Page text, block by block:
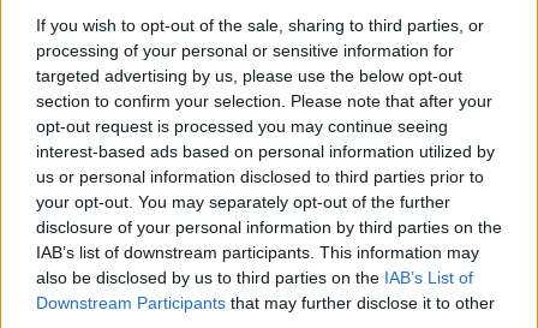
If you wish to opt-out of the sale, sharing to third parties, or
processing of your personal or sensitive information for
targeted advertising by us, please use the below opt-out
section to confirm your selection. Please note that after your
opt-out request is processed you may continue seeing
interest-based ads based on personal information utilized by
us or personal information disclosed to third parties prior to
your opt-out. You may separately opt-out of the further
disclosure of your personal information by third parties on the
IAB’s list of downstream participants. This information may
also be disclosed by us to third parties on the IAB’s List of
Downstream Participants that may further disclose it to other
κολοσσώνγια τον ρόλο τους στην υπερθέρμανση
του πλανήτη, κατηγορώντας τους ότι προκάλεσαν
ζημιές δισεκατομμυρίων δολαρίων και ότι
παραπλάνησαν την κοινή γνώμη σχετικά με τους
κινδύνους που ενέχει η χρήση ορυκτών καυσίμων.